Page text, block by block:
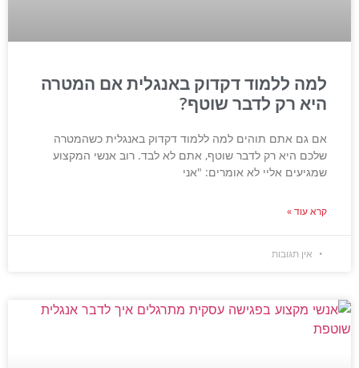
למה ללמוד דקדוק באנגלית אם המטרה
היא רק לדבר שוטף?
אם גם אתם תוהים למה ללמוד דקדוק באנגלית כשהמטרה
שלכם היא רק לדבר שוטף, אתם לא לבד. רוב אנשי המקצוע
שמגיעים אליי לא אומרים: "אני
קרא עוד »
אין תגובות